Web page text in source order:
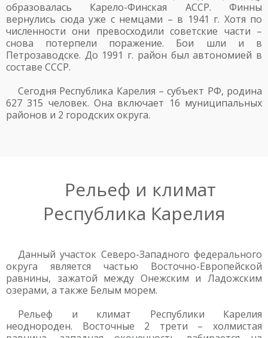
образовалась Карело-Финская АССР. Финны
вернулись сюда уже с немцами – в 1941 г. Хотя по
численности они превосходили советские части –
снова потерпели поражение. Бои шли и в
Петрозаводске. До 1991 г. район был автономией в
составе СССР.
Сегодня Республика Карелия – субъект РФ, родина
627 315 человек. Она включает 16 муниципальных
районов и 2 городских округа.
Рельеф и климат
Республика Карелия
Данный участок Северо-Западного федерального
округа является частью Восточно-Европейской
равнины, зажатой между Онежским и Ладожским
озерами, а также Белым морем.
Рельеф и климат Республики Карелия
неоднороден. Восточные 2 трети – холмистая